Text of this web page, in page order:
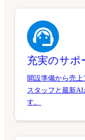
充実のサポ
開設準備から売
スタッフと最新
す。